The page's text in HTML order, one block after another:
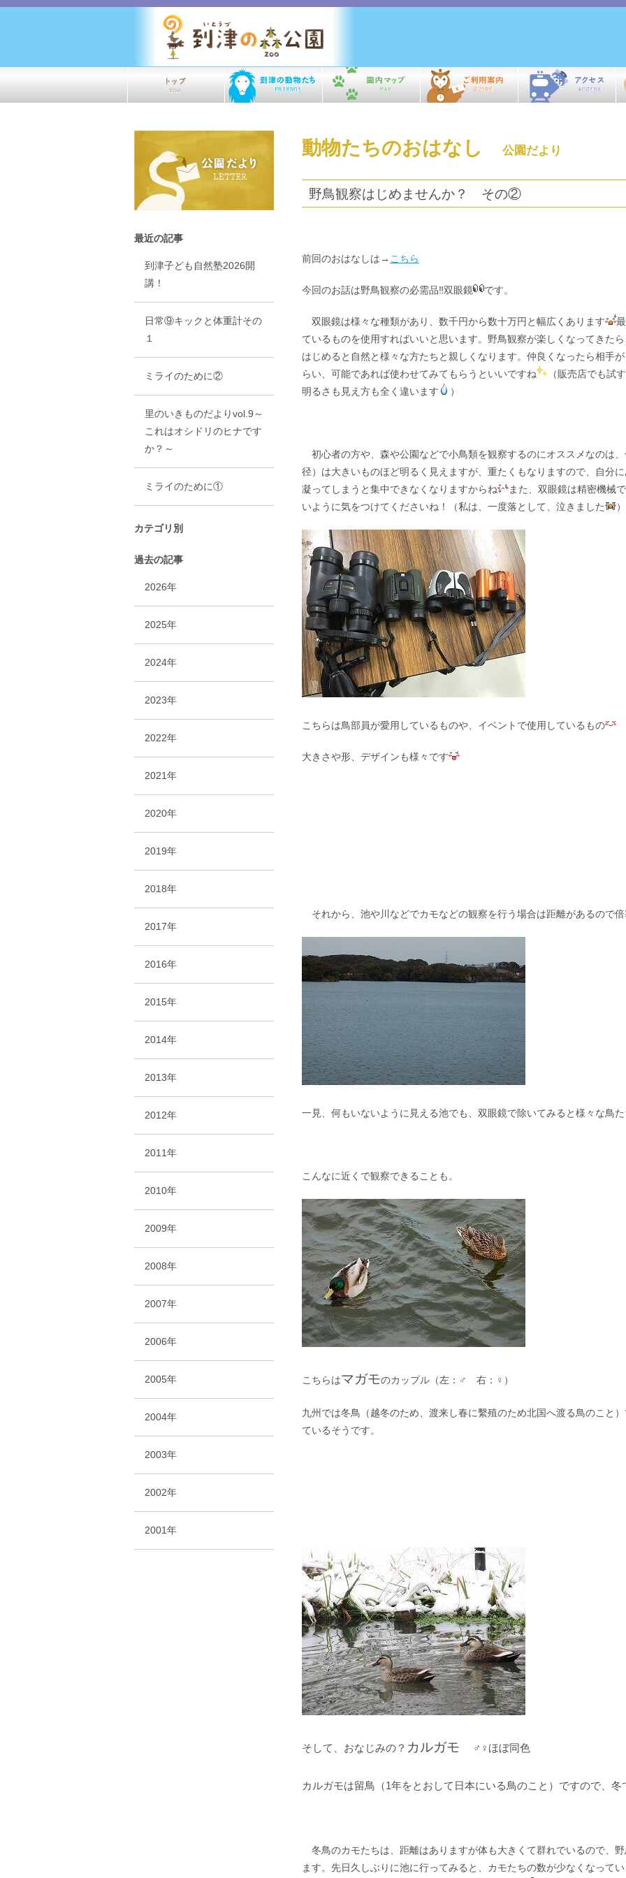
動物たちのおはなし 公園だより
野鳥観察はじめませんか？ その②
前回のおはなしは→ こちら
今回のお話は野鳥観察の必需品‼双眼鏡 です。
双眼鏡は様々な種類があり、数千円から数十万円と幅広くあります
ているものを使用すればいいと思います。野鳥観察が楽しくなってきた
はじめると自然と様々な方たちと親しくなります。仲良くなったら相手
らい、可能であれば使わせてみてもらうといいですね
（販売店でも試
明るさも見え方も全く違います
）
初心者の方や、森や公園などで小鳥類を観察するのにオススメなのは
径）は大きいものほど明るく見えますが、重たくもなりますので、自分
凝ってしまうと集中できなくなりますからね
また、双眼鏡は精密機械
いように気をつけてくださいね！（私は、一度落として、泣きました
）
こちらは鳥部員が愛用しているものや、イベントで使用しているもの
大きさや形、デザインも様々です
それから、池や川などでカモなどの観察を行う場合は距離があるので倍
一見、何もいないように見える池でも、双眼鏡で除いてみると様々な鳥
こんなに近くで観察できることも。
こちらはマガモのカップル（左：♂ 右：♀）
九州では冬鳥（越冬のため、渡来し春に繫殖のため北国へ渡る鳥のこと
ているそうです。
そして、おなじみの？ カルガモ ♂♀ほぼ同色
カルガモは留鳥（1年をとおして日本にいる鳥のこと）ですので、冬
冬鳥のカモたちは、距離はありますが体も大きくて群れでいるので、
ます。先日久しぶりに池に行ってみると、カモたちの数が少なくなって
最近の記事
到津子ども自然塾2026開
講！
日常⑨キックと体重計その
１
ミライのために②
里のいきものだよりvol.9～
これはオシドリのヒナです
か？～
ミライのために①
カテゴリ別
過去の記事
2026年
2025年
2024年
2023年
2022年
2021年
2020年
2019年
2018年
2017年
2016年
2015年
2014年
2013年
2012年
2011年
2010年
2009年
2008年
2007年
2006年
2005年
2004年
2003年
2002年
2001年